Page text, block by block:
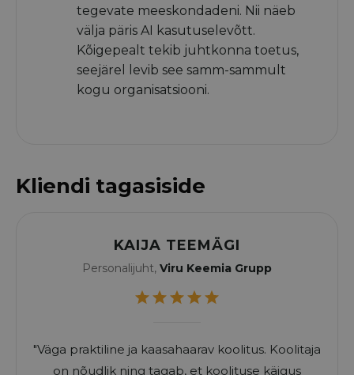
tegevate meeskondadeni. Nii näeb
välja päris AI kasutuselevõtt.
Kõigepealt tekib juhtkonna toetus,
seejärel levib see samm-sammult
kogu organisatsiooni.
Kliendi tagasiside
KAIJA TEEMÄGI
Personalijuht, Viru Keemia Grupp
"Väga praktiline ja kaasahaarav koolitus. Koolitaja
on nõudlik ning tagab, et koolituse käigus